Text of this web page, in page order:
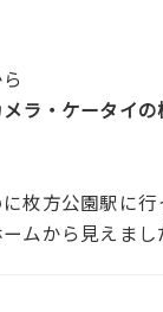
ラ・ケータイの
枚方公園駅に
ムから見えまし